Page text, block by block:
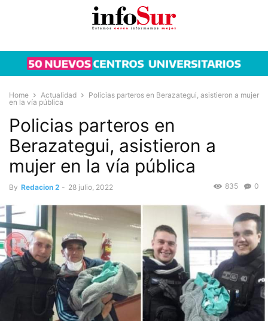
Home Actualidad
Policias parteros en Berazategui, asistieron a mujer
en la vía pública
Policias parteros en
Berazategui, asistieron a
mujer en la vía pública
By Redacion 2 - 28 julio, 2022 0
835